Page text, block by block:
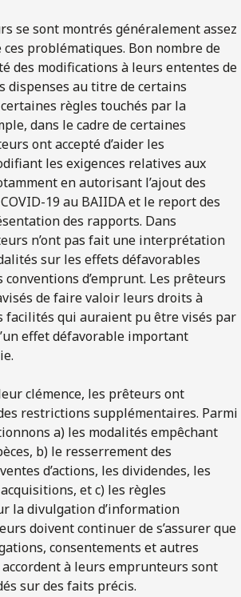
se sont montrés généralement assez
ces problématiques. Bon nombre de
des modifications à leurs ententes de
dispenses au titre de certains
règles touchés par la
dans le cadre de certaines
ont accepté d’aider les
les exigences relatives aux
en autorisant l’ajout des
19 au BAIIDA et le report des
des rapports. Dans
n’ont pas fait une interprétation
sur les effets défavorables
d’emprunt. Les prêteurs
de faire valoir leurs droits à
facilités qui auraient pu être visés par
effet défavorable important
clémence, les prêteurs ont
restrictions supplémentaires. Parmi
a) les modalités empêchant
b) le resserrement des
d’actions, les dividendes, les
et c) les règles
la divulgation d’information
doivent continuer de s’assurer que
consentements et autres
à leurs emprunteurs sont
sur des faits précis.